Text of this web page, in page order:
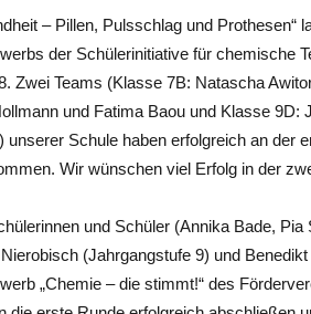
– Pillen, Pulsschlag und Prothesen“
der Schülerinitiative für chemische
Zwei Teams (Klasse 7B: Natascha
und Fatima Baou und Klasse 9D:
unserer Schule haben erfolgreich an der
Wir wünschen viel Erfolg in der
und Schüler (Annika Bade,
(Jahrgangstufe 9) und
„Chemie – die stimmt!“ des